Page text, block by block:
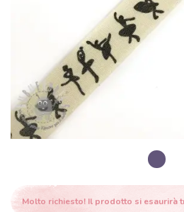
Molto richiesto! Il prodotto si esaurirà